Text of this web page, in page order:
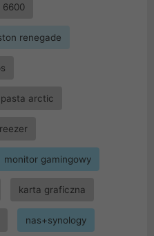
6600
renegade
pasta arctic
monitor gamingowy
karta graficzna
nas+synology